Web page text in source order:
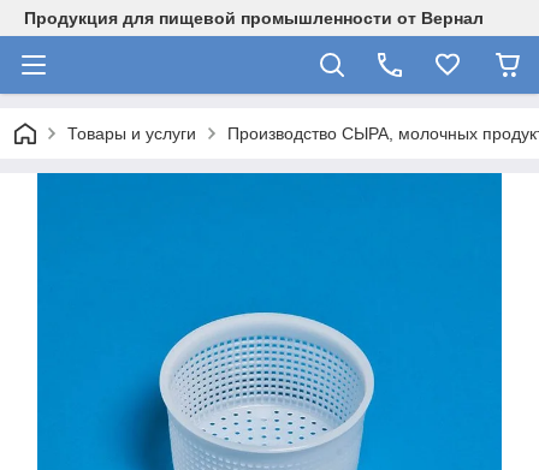
Продукция для пищевой промышленности от Вернал
Товары и услуги Производство СЫРА, молочных